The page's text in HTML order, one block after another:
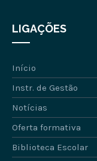
LIGAÇÕES
Início
Instr. de Gestão
Notícias
Oferta formativa
Biblioteca Escolar